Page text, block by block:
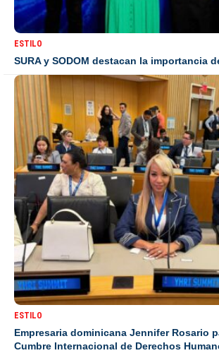
ESTILO
SURA y SODOM destacan la importancia
ESTILO
Empresaria dominicana Jennifer Rosario
Cumbre Internacional de Derechos